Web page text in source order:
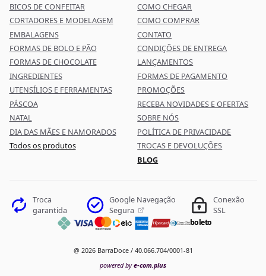
BICOS DE CONFEITAR
CORTADORES E MODELAGEM
EMBALAGENS
FORMAS DE BOLO E PÃO
FORMAS DE CHOCOLATE
INGREDIENTES
UTENSÍLIOS E FERRAMENTAS
PÁSCOA
NATAL
DIA DAS MÃES E NAMORADOS
Todos os produtos
COMO CHEGAR
COMO COMPRAR
CONTATO
CONDIÇÕES DE ENTREGA
LANÇAMENTOS
FORMAS DE PAGAMENTO
PROMOÇÕES
RECEBA NOVIDADES E OFERTAS
SOBRE NÓS
POLÍTICA DE PRIVACIDADE
TROCAS E DEVOLUÇÕES
BLOG
Troca
garantida
Google Navegação
Segura
Conexão
SSL
boleto
@ 2026 BarraDoce / 40.066.704/0001-81
powered bye-com.plus